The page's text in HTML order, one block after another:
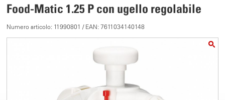
Food-Matic 1.25 P con ugello regolabile
Numero articolo: 11990801 / EAN: 7611034140148